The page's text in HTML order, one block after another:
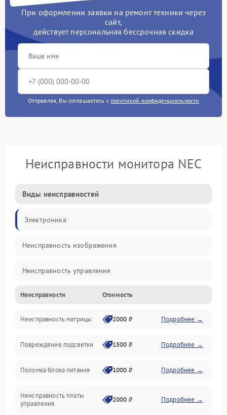
При оформлении заявки на ремонт техники через
сайт,
действует персональная бессрочная скидка
Отправляя, Вы соглашаетесь с политикой конфиденциальности
Неисправности монитора NEC
Виды неисправностей
Электроника
Неисправность изображения
Неисправность управления
Неисправность интерфейсов
Прочие неисправности
Неисправность звука
Механические повреждения
Неисправности Стоимость
Неисправность матрицы 2000 ₽ Подробнее →
Повреждение подсветки 1500 ₽ Подробнее →
Поломка блока питания 1000 ₽ Подробнее →
Неисправность платы
управления
2000 ₽ Подробнее →